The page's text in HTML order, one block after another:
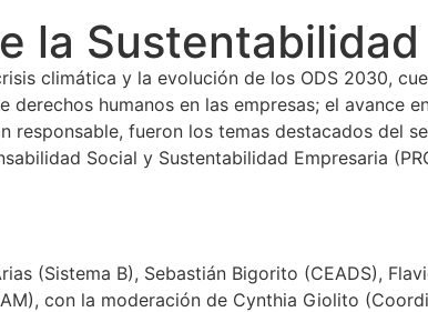
la Sustentabilidad
climática y la evolución de los ODS 2030,
derechos humanos en las empresas; el avance
responsable, fueron los temas destacados del
Social y Sustentabilidad Empresaria
(Sistema B), Sebastián Bigorito (CEADS),
con la moderación de Cynthia Giolito